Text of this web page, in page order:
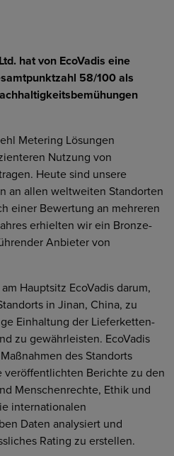
hat von EcoVadis eine
58/100 als
Metering Lösungen
Nutzung von
Heute sind unsere
an allen weltweiten Standorten
einer Bewertung an mehreren
erhielten wir ein Bronze-
Anbieter von
Hauptsitz EcoVadis darum,
in Jinan, China, zu
Einhaltung der Lieferketten-
zu gewährleisten. EcoVadis
des Standorts
veröffentlichten Berichte zu den
Menschenrechte, Ethik und
internationalen
Daten analysiert und
Rating zu erstellen.